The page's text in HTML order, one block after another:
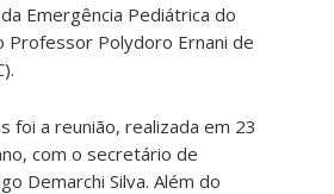
Emergência Pediátrica do
Professor Polydoro Ernani de
foi a reunião, realizada em 23
com o secretário de
Demarchi Silva. Além do